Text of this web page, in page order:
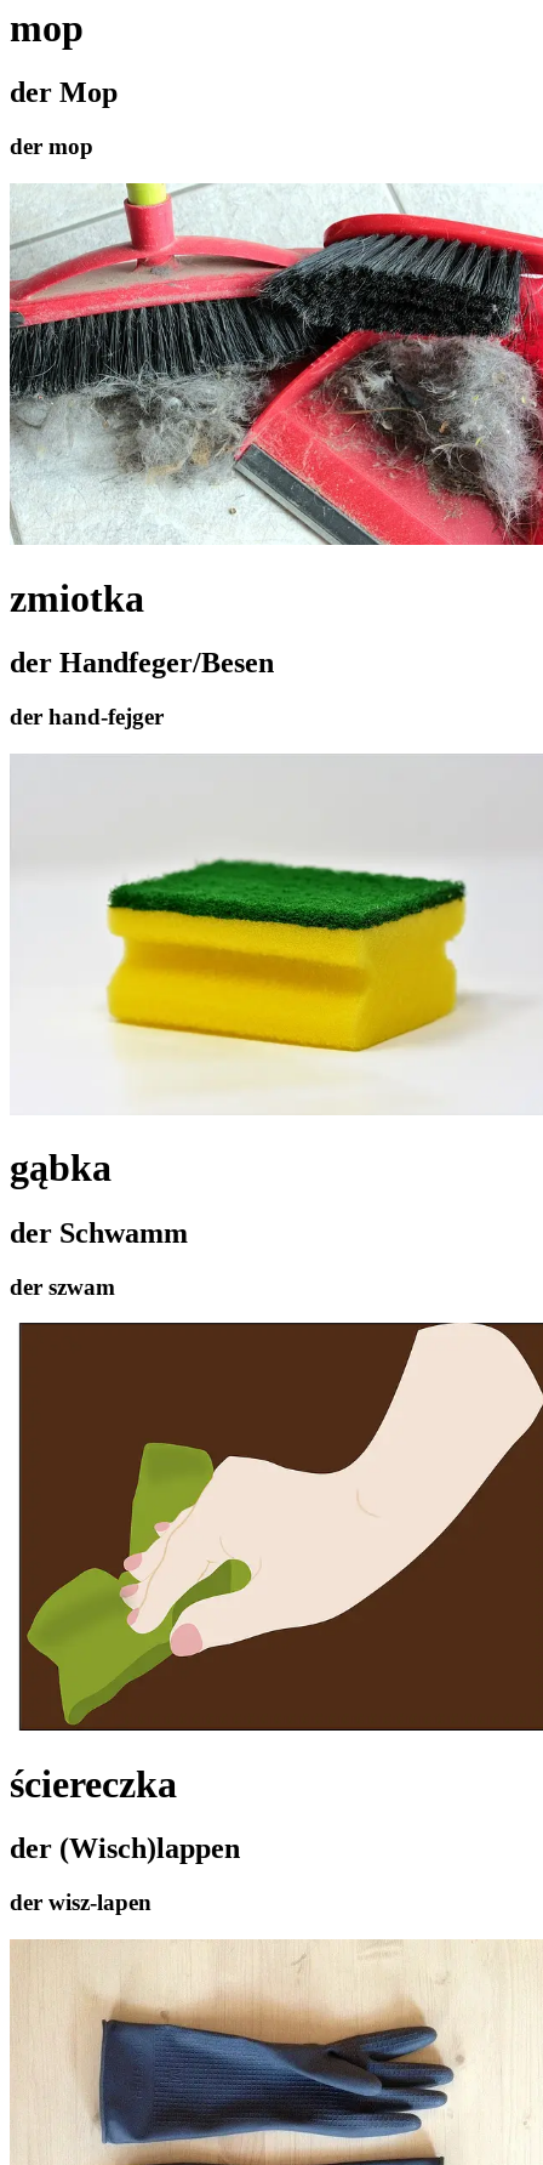
mop
der Mop
der mop
zmiotka
der Handfeger/Besen
der hand-fejger
gąbka
der Schwamm
der szwam
ściereczka
der (Wisch)lappen
der wisz-lapen